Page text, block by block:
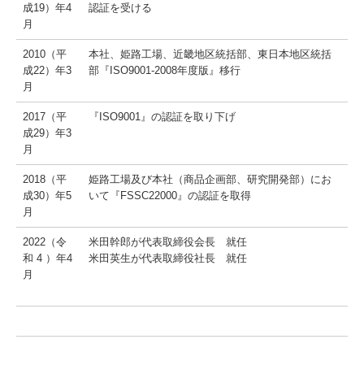
私たちがつくっています
募集要項 一覧表
OEM製品 受付について
成19）年4
月
認証を受ける
2010（平
成22）年3
月
本社、姫路工場、近畿地区統括部、東日本地区統括
部『ISO9001-2008年度版』移行
2017（平
成29）年3
月
『ISO9001』の認証を取り下げ
2018（平
成30）年5
月
姫路工場及び本社（商品企画部、研究開発部）にお
いて『FSSC22000』の認証を取得
2022（令
和 4 ）年4
月
米田幹郎が代表取締役会長 就任
米田英生が代表取締役社長 就任